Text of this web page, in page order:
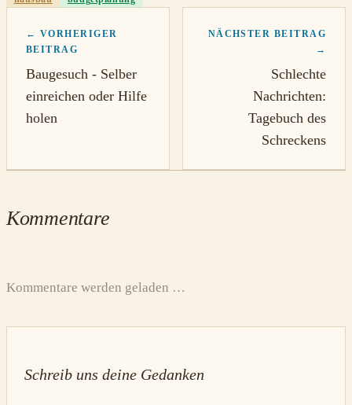
← VORHERIGER
BEITRAG
Baugesuch - Selber
einreichen oder Hilfe
holen
NÄCHSTER BEITRAG
→
Schlechte
Nachrichten:
Tagebuch des
Schreckens
Kommentare
Kommentare werden geladen …
Schreib uns deine Gedanken